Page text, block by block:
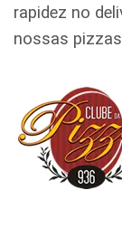
rapidez no
nossas